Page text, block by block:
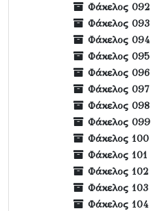
Φάκελος 092
Φάκελος 093
Φάκελος 094
Φάκελος 095
Φάκελος 096
Φάκελος 097
Φάκελος 098
Φάκελος 099
Φάκελος 100
Φάκελος 101
Φάκελος 102
Φάκελος 103
Φάκελος 104